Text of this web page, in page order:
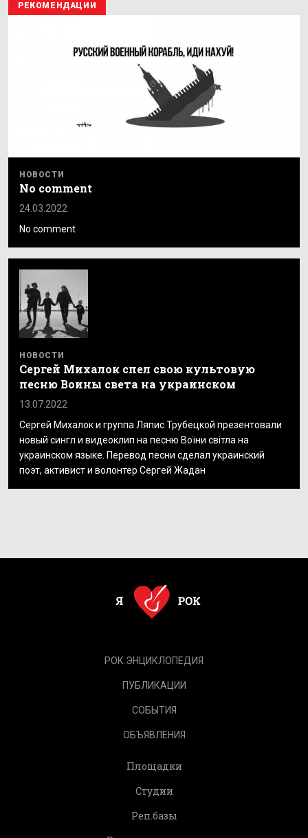
РЕКОМЕНДАЦИИ
НОВОСТИ
No comment
24.03.2022
No comment
НОВОСТИ
Сергей Михалок спел свою культовую
песню Воины света на украинском
13.07.2022
Сергей Михалок и группа Ляпис Трубецкой презентовали
новый сингл и видеоклип на песню Воїни світла на
украинском языке. Перевод песни сделал украинский
поэт, активист и волонтер Сергей Жадан
РОК.ЭНЦИКЛОПЕДИЯ
ПУБЛИКАЦИИ
СОБЫТИЯ
ОБЪЯВЛЕНИЯ
Площадки
Студии
Реп.базы